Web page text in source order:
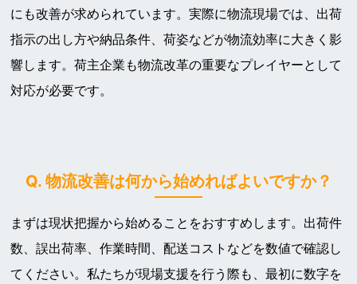
にも改善が求められています。実際に物流現場では、出荷
指示の出し方や納品条件、荷姿などが物流効率に大きく影
響します。荷主企業も物流改革の重要なプレイヤーとして
対応が必要です。
Q. 物流改善は何から始めればよいですか？
まずは現状把握から始めることをおすすめします。出荷件
数、誤出荷率、作業時間、配送コストなどを数値で確認し
てください。私たちが現場支援を行う際も、最初に数字を